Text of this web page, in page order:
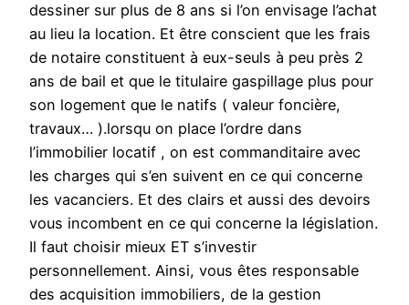
dessiner sur plus de 8 ans si l’on envisage l’achat
au lieu la location. Et être conscient que les frais
de notaire constituent à eux-seuls à peu près 2
ans de bail et que le titulaire gaspillage plus pour
son logement que le natifs ( valeur foncière,
travaux… ).lorsqu on place l’ordre dans
l’immobilier locatif , on est commanditaire avec
les charges qui s’en suivent en ce qui concerne
les vacanciers. Et des clairs et aussi des devoirs
vous incombent en ce qui concerne la législation.
Il faut choisir mieux ET s’investir
personnellement. Ainsi, vous êtes responsable
des acquisition immobiliers, de la gestion